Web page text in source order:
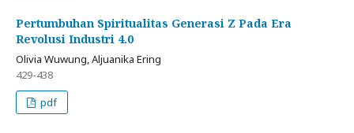
Pertumbuhan Spiritualitas Generasi Z Pada Era
Revolusi Industri 4.0
Olivia Wuwung, Aljuanika Ering
429-438
pdf